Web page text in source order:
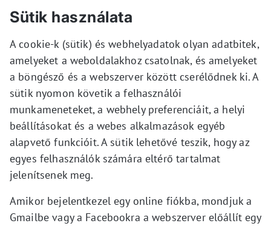
Sütik használata
A cookie-k (sütik) és webhelyadatok olyan adatbitek,
amelyeket a weboldalakhoz csatolnak, és amelyeket
a böngésző és a webszerver között cserélődnek ki. A
sütik nyomon követik a felhasználói
munkameneteket, a webhely preferenciáit, a helyi
beállításokat és a webes alkalmazások egyéb
alapvető funkcióit. A sütik lehetővé teszik, hogy az
egyes felhasználók számára eltérő tartalmat
jelenítsenek meg.
Amikor bejelentkezel egy online fiókba, mondjuk a
Gmailbe vagy a Facebookra a webszerver előállít egy